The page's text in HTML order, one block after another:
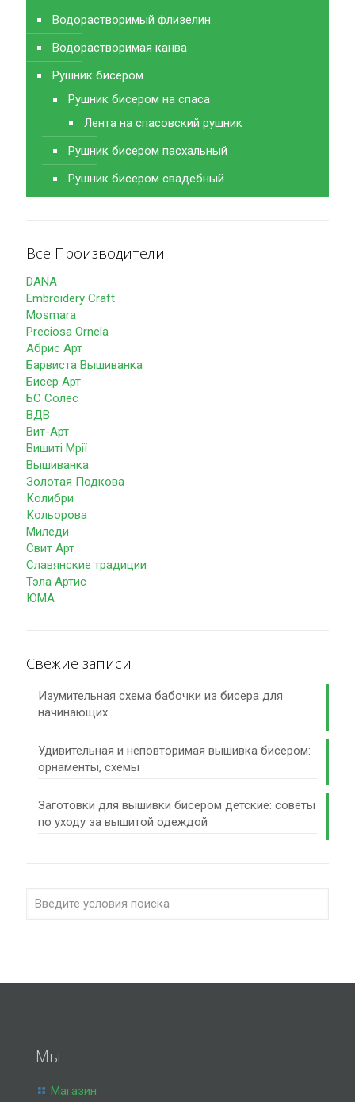
Водорастворимый флизелин
Водорастворимая канва
Рушник бисером
Рушник бисером на спаса
Лента на спасовский рушник
Рушник бисером пасхальный
Рушник бисером свадебный
Все Производители
DANA
Embroidery Craft
Mosmara
Preciosa Ornela
Абрис Арт
Барвиста Вышиванка
Бисер Арт
БС Солес
ВДВ
Вит-Арт
Вишиті Мрії
Вышиванка
Золотая Подкова
Колибри
Кольорова
Миледи
Свит Арт
Славянские традиции
Тэла Артис
ЮМА
Свежие записи
Изумительная схема бабочки из бисера для
начинающих
Удивительная и неповторимая вышивка бисером:
орнаменты, схемы
Заготовки для вышивки бисером детские: советы
по уходу за вышитой одеждой
Мы
Магазин